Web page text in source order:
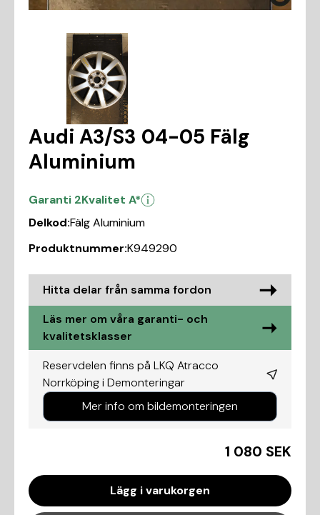
Audi A3/S3 04-05 Fälg
Aluminium
Garanti 2Kvalitet A*
Delkod:Fälg Aluminium
Produktnummer:K949290
Hitta delar från samma fordon
Läs mer om våra garanti- och
kvalitetsklasser
Reservdelen finns på LKQ Atracco
Norrköping i Demonteringar
Mer info om bildemonteringen
1 080 SEK
Lägg i varukorgen